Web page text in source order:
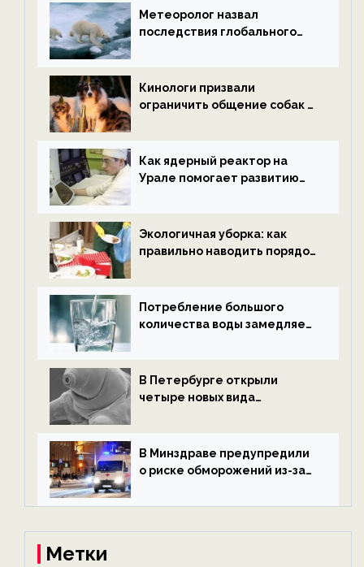
Метеоролог назвал
последствия глобального
ECOportal
Кинологи призвали
ограничить общение собак с
ECOportal
Как ядерный реактор на
Урале помогает развитию
ECOportal
Экологичная уборка: как
правильно наводить порядок
Потребление большого
количества воды замедляет
В Петербурге открыли
четыре новых вида
экологии на ECOportal
В Минздраве предупредили
о риске обморожений из-за
на ECOportal
Метки